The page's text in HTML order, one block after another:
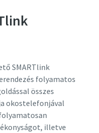
SMARTlink
folyamatos
összes
okostelefonjával
illetve